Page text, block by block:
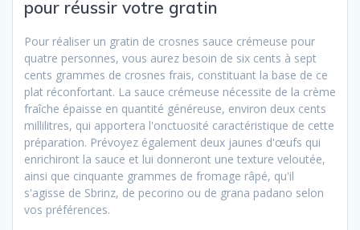
pour réussir votre gratin
Pour réaliser un gratin de crosnes sauce crémeuse pour
quatre personnes, vous aurez besoin de six cents à sept
cents grammes de crosnes frais, constituant la base de ce
plat réconfortant. La sauce crémeuse nécessite de la crème
fraîche épaisse en quantité généreuse, environ deux cents
millilitres, qui apportera l'onctuosité caractéristique de cette
préparation. Prévoyez également deux jaunes d'œufs qui
enrichiront la sauce et lui donneront une texture veloutée,
ainsi que cinquante grammes de fromage râpé, qu'il
s'agisse de Sbrinz, de pecorino ou de grana padano selon
vos préférences.